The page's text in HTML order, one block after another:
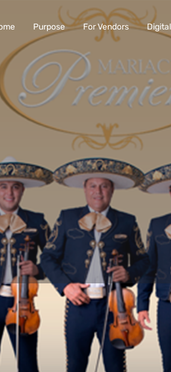
Purpose For Vendors
Solicitud de Reserva